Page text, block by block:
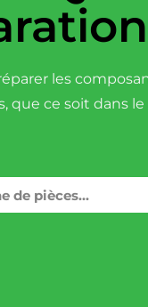
les
que ce soit dans